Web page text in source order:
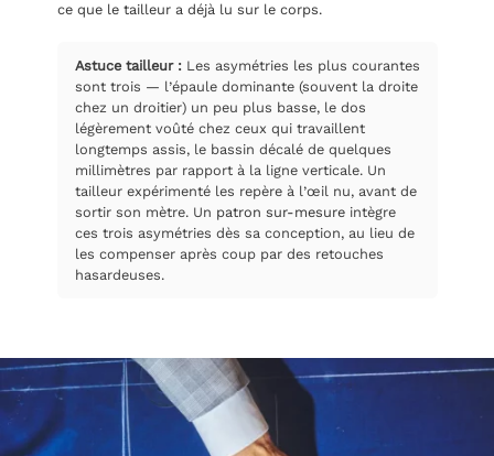
ce que le tailleur a déjà lu sur le corps.
Astuce tailleur :Les asymétries les plus courantes
sont trois — l’épaule dominante (souvent la droite
chez un droitier) un peu plus basse, le dos
légèrement voûté chez ceux qui travaillent
longtemps assis, le bassin décalé de quelques
millimètres par rapport à la ligne verticale. Un
tailleur expérimenté les repère à l’œil nu, avant de
sortir son mètre. Un patron sur-mesureintègre
ces trois asymétries dès sa conception, au lieu de
les compenser après coup par des retouches
hasardeuses.